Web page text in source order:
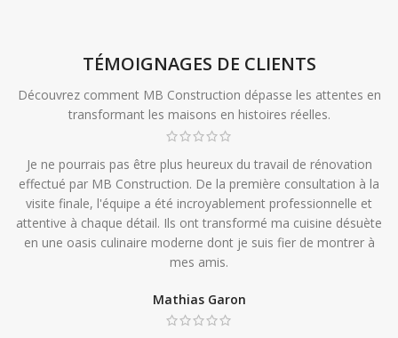
TÉMOIGNAGES DE CLIENTS
Découvrez comment MB Construction dépasse les attentes en
transformant les maisons en histoires réelles.
Je ne pourrais pas être plus heureux du travail de rénovation
effectué par MB Construction. De la première consultation à la
visite finale, l'équipe a été incroyablement professionnelle et
attentive à chaque détail. Ils ont transformé ma cuisine désuète
en une oasis culinaire moderne dont je suis fier de montrer à
mes amis.
Mathias Garon